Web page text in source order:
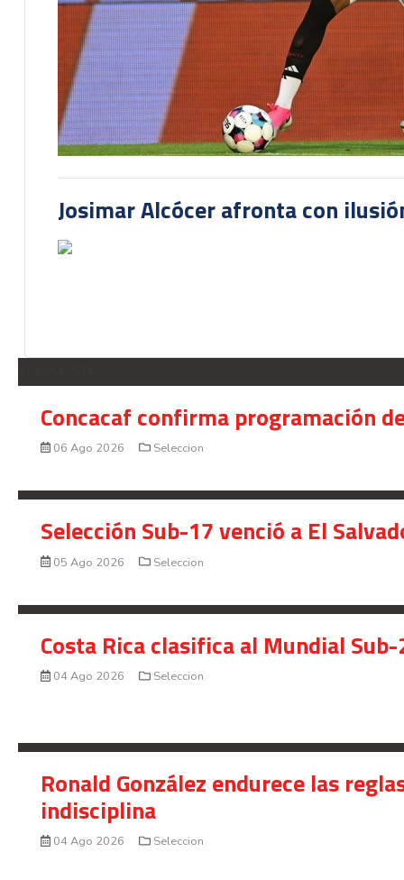
Josimar Alcócer afronta con
Concacaf confirma programación
06 Ago 2026 Seleccion
Selección Sub-17 venció a El
05 Ago 2026 Seleccion
Costa Rica clasifica al Mundial
04 Ago 2026 Seleccion
Ronald González endurece las
indisciplina
04 Ago 2026 Seleccion